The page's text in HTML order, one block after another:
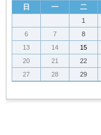
日 一 二
1
6
7 8
13
14 15
20
21 22
27
28 29